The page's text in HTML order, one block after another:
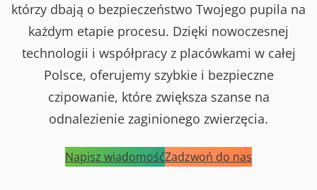
którzy dbają o bezpieczeństwo Twojego pupila na
każdym etapie procesu. Dzięki nowoczesnej
technologii i współpracy z placówkami w całej
Polsce, oferujemy szybkie i bezpieczne
czipowanie, które zwiększa szanse na
odnalezienie zaginionego zwierzęcia.
Napisz wiadomośćZadzwoń do nas